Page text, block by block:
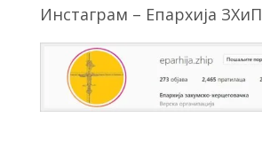
Инстаграм – Епархија ЗХиП